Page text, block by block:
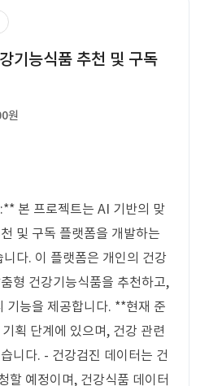
기능식품 추천 및 구독
원
본 프로젝트는 AI 기반의 맞
및 구독 플랫폼을 개발하는
다. 이 플랫폼은 개인의 건강
형 건강기능식품을 추천하고,
기능을 제공합니다. **현재 준
획 단계에 있으며, 건강 관련
니다. - 건강검진 데이터는 건
할 예정이며, 건강식품 데이터